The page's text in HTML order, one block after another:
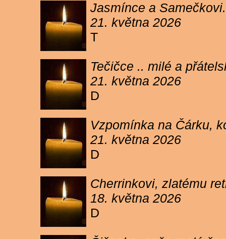
Jasmínce a
21. května 2026
T
Tečičce .. milé a
21. května 2026
D
Vzpomínka na Čárku,
21. května 2026
D
Cherrinkovi, zlatému
18. května 2026
D